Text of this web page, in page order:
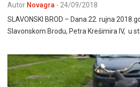
Autor Novagra - 24/09/2018
SLAVONSKI BROD – Dana 22. rujna
Slavonskom Brodu, Petra Krešimira IV, u